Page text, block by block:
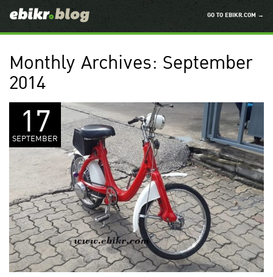
GO TO EBIKR.COM →
Monthly Archives: September
2014
17
SEPTEMBER